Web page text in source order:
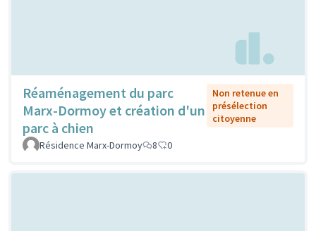
Réaménagement du parc
Marx-Dormoy et création d'un
parc à chien
Non retenue en
présélection
citoyenne
Résidence Marx-Dormoy 8 0